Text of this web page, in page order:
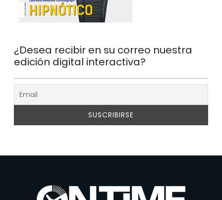
¿Desea recibir en su correo nuestra
edición digital interactiva?